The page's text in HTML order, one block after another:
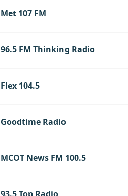
Met 107 FM
96.5 FM Thinking Radio
Flex 104.5
Goodtime Radio
MCOT News FM 100.5